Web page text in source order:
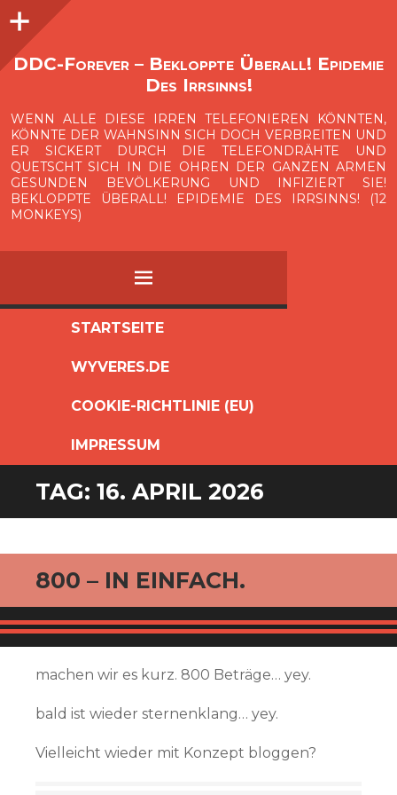
O
p
e
n
i
d
e
b
a
DDC-Forever – Bekloppte Überall! Epidemie
Des Irrsinns!
WENN ALLE DIESE IRREN TELEFONIEREN KÖNNTEN,
KÖNNTE DER WAHNSINN SICH DOCH VERBREITEN UND
ER SICKERT DURCH DIE TELEFONDRÄHTE UND
QUETSCHT SICH IN DIE OHREN DER GANZEN ARMEN
GESUNDEN BEVÖLKERUNG UND INFIZIERT SIE!
BEKLOPPTE ÜBERALL! EPIDEMIE DES IRRSINNS! (12
MONKEYS)
MENÜ
SPRINGEN
STARTSEITE
WYVERES.DE
COOKIE-RICHTLINIE (EU)
IMPRESSUM
Seitenleiste
TAG: 16. APRIL 2026
800 – IN EINFACH.
machen wir es kurz. 800 Beträge… yey.
bald ist wieder sternenklang… yey.
Vielleicht wieder mit Konzept bloggen?